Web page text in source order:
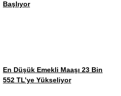
Başlıyor
En Düşük Emekli Maaşı 23 Bin
552 TL’ye Yükseliyor